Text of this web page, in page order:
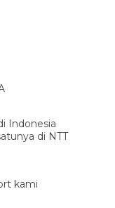
Indonesia
di NTT
kami